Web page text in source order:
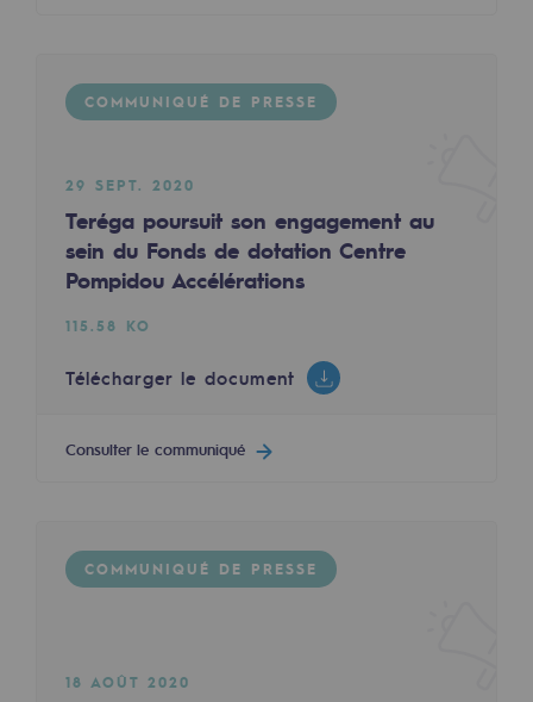
Acteur engagé
Ambition RSE
Responsabilité environnementale
Responsabilité environnementale
BE POSITIF, le programme de
Décarbonation : une priorité
Gestion des impacts
Responsabilité sociale et
COMMUNIQUÉ DE PRESSE
29 SEPT. 2020
Teréga poursuit son engagement au
sein du Fonds de dotation Centre
Pompidou Accélérations
115.58 KO
Télécharger le document
Consulter le communiqué
COMMUNIQUÉ DE PRESSE
18 AOÛT 2020